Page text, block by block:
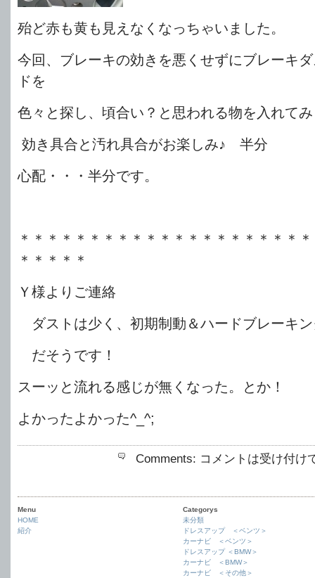
殆ど赤も黄も見えなくなっちゃいました。
今回、ブレーキの効きを悪くせずにブレーキ
ドを
色々と探し、頃合い？と思われる物を入れて
効き具合と汚れ具合がお楽しみ♪ 半分
心配・・・半分です。
＊＊＊＊＊＊＊＊＊＊＊＊＊＊＊＊＊＊＊＊
＊＊＊＊＊
Ｙ様よりご連絡
ダストは少く、初期制動＆ハードブレーキ
だそうです！
スーッと流れる感じが無くなった。とか！
よかったよかった^_^;
Comments: コメントは受け付け
Menu
HOME
紹介
Categorys
未分類
ドレスアップ ＜ベンツ＞
カーナビ ＜ベンツ＞
ドレスアップ ＜BMW＞
カーナビ ＜BMW＞
カーナビ ＜その他＞